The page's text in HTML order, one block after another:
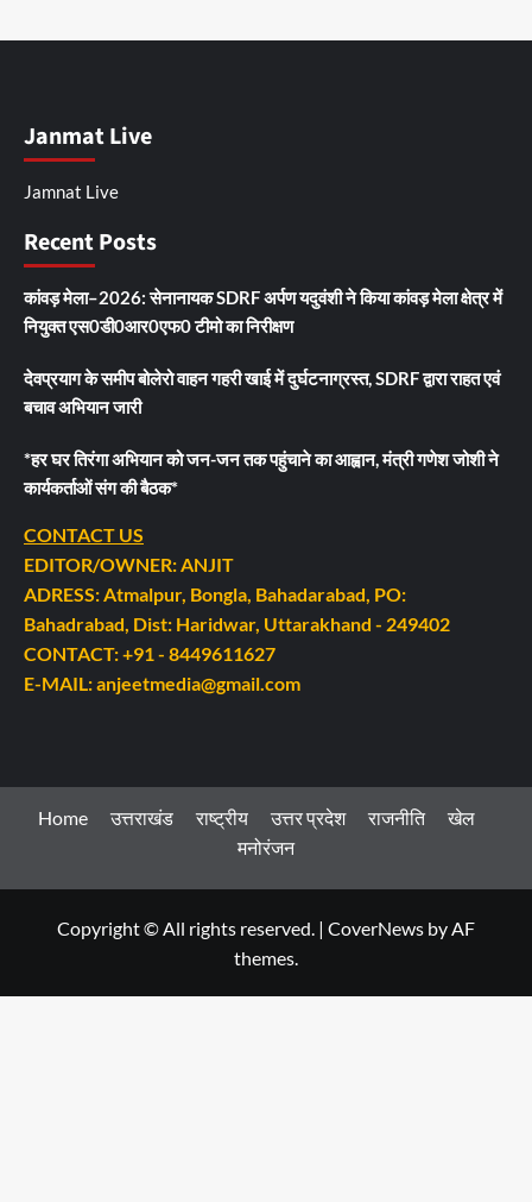
Janmat Live
Jamnat Live
Recent Posts
कांवड़ मेला–2026: सेनानायक SDRF अर्पण यदुवंशी ने किया कांवड़ मेला क्षेत्र में
नियुक्त एस0डी0आर0एफ0 टीमो का निरीक्षण
देवप्रयाग के समीप बोलेरो वाहन गहरी खाई में दुर्घटनाग्रस्त, SDRF द्वारा राहत एवं
बचाव अभियान जारी
*हर घर तिरंगा अभियान को जन-जन तक पहुंचाने का आह्वान, मंत्री गणेश जोशी ने
कार्यकर्ताओं संग की बैठक*
CONTACT US
EDITOR/OWNER: ANJIT
ADRESS: Atmalpur, Bongla, Bahadarabad, PO:
Bahadrabad, Dist: Haridwar, Uttarakhand - 249402
CONTACT: +91 - 8449611627
E-MAIL: anjeetmedia@gmail.com
Home उत्तराखंड राष्ट्रीय उत्तर प्रदेश राजनीति
खेल
मनोरंजन
Copyright © All rights reserved. | CoverNews by AF
themes.